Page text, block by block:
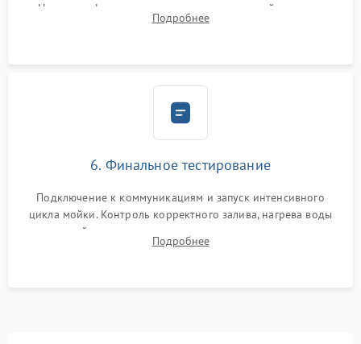
Надежная фиксация хомутов гидравлической системы,
сборка корпуса и установка датчика поплавка.
Подробнее
6. Финальное тестирование
Подключение к коммуникациям и запуск интенсивного
цикла мойки. Контроль корректного залива, нагрева воды
до нужной температуры, отсутствия посторонних шумов,
штатного слива и абсолютной сухости в поддоне.
Подробнее